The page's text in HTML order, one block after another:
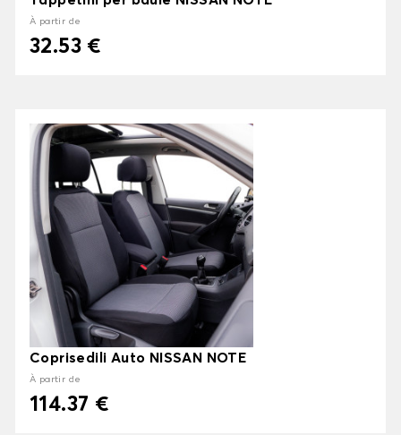
À partir de
32.53 €
Coprisedili Auto NISSAN NOTE
À partir de
114.37 €